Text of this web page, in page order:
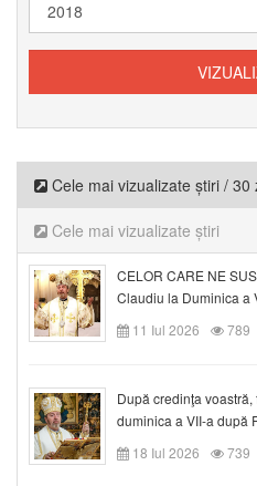
Cele mai vizualizate știri / 30
Cele mai vizualizate știri
CELOR CARE NE
Claudiu la Duminica a
11 Iul 2026
789
După credinţa
duminica a VII-a după
18 Iul 2026
739